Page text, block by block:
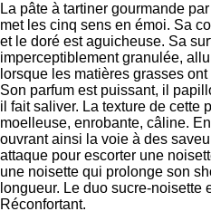
La pâte à tartiner gourmande
met les cinq sens en émoi. Sa
et le doré est aguicheuse. Sa
imperceptiblement granulée,
lorsque les matières grasses
Son parfum est puissant, il
il fait saliver. La texture de cette
moelleuse, enrobante, câline.
ouvrant ainsi la voie à des
attaque pour escorter une
une noisette qui prolonge son
longueur. Le duo sucre-noisette
Réconfortant.